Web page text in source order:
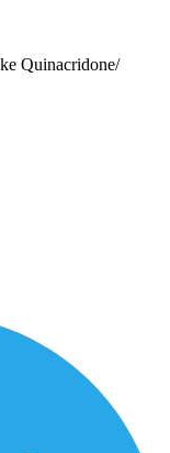
Quinacridone/